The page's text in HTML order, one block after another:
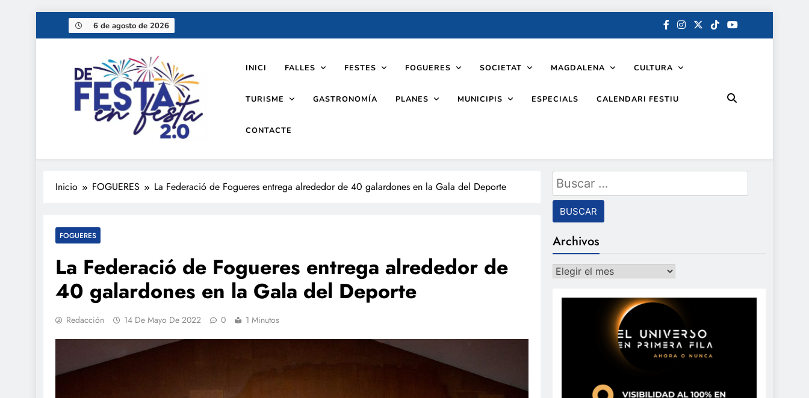
6 de agosto de 2026
De festa en festa 2.0
INICI FALLES FESTES FOGUERES SOCIETAT MAGDALENA CULTURA
TURISME GASTRONOMÍA PLANES MUNICIPIS ESPECIALS CALENDARI FESTIU
CONTACTE
Inicio FOGUERES La Federació de Fogueres entrega alrededor de 40 galardones en la Gala del Deporte
FOGUERES
La Federació de Fogueres entrega alrededor de
40 galardones en la Gala del Deporte
Redacción 14 De Mayo De 2022 0 1 Minutos
Buscar:
Archivos
Archivos